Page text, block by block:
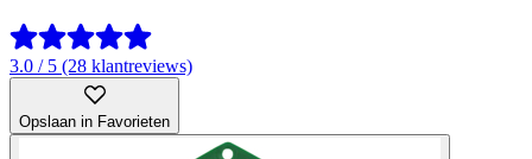
3.0 / 5 (28 klantreviews)
Opslaan in Favorieten